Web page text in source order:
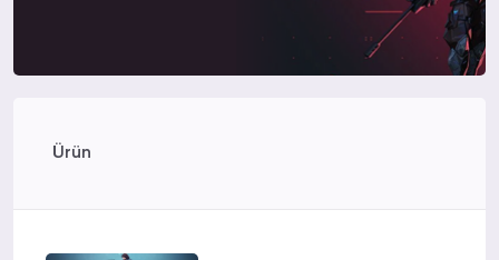
Ürün